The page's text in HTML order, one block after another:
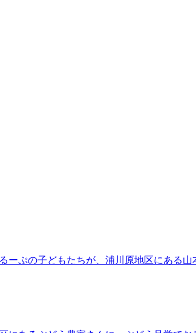
ーぷの子どもたちが、浦川原地区にあ